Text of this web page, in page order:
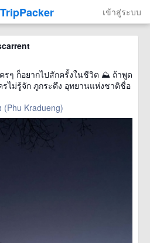
เข้าสู่ระบบ
รๆ ก็อยากไปสักครั้งในชีวิต ⛰️ ถ้าพูด
รไม่รู้จัก ภูกระดึง อุทยานแห่งชาติชื่อ
Kradueng)